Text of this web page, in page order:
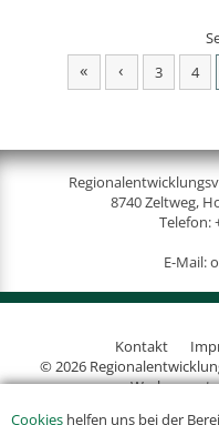
Cookies helfen uns bei der
« ‹ 3 4
8740 Zeltweg,
Telefon:
E-Mail:
Kontakt
© 2026